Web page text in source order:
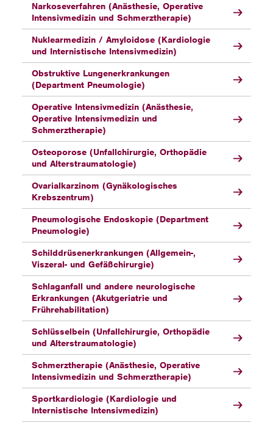
Narkoseverfahren (Anästhesie, Operative
Intensivmedizin und Schmerztherapie)
Nuklearmedizin / Amyloidose (Kardiologie
und Internistische Intensivmedizin)
Obstruktive Lungenerkrankungen
(Department Pneumologie)
Operative Intensivmedizin (Anästhesie,
Operative Intensivmedizin und
Schmerztherapie)
Osteoporose (Unfallchirurgie, Orthopädie
und Alterstraumatologie)
Ovarialkarzinom (Gynäkologisches
Krebszentrum)
Pneumologische Endoskopie (Department
Pneumologie)
Schilddrüsenerkrankungen (Allgemein-,
Viszeral- und Gefäßchirurgie)
Schlaganfall und andere neurologische
Erkrankungen (Akutgeriatrie und
Frührehabilitation)
Schlüsselbein (Unfallchirurgie, Orthopädie
und Alterstraumatologie)
Schmerztherapie (Anästhesie, Operative
Intensivmedizin und Schmerztherapie)
Sportkardiologie (Kardiologie und
Internistische Intensivmedizin)